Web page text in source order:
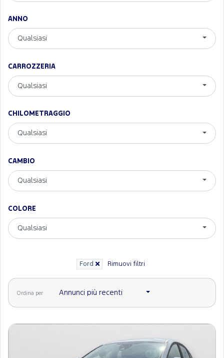
ANNO
Qualsiasi
CARROZZERIA
Qualsiasi
CHILOMETRAGGIO
Qualsiasi
CAMBIO
Qualsiasi
COLORE
Qualsiasi
Ford Rimuovi filtri
Ordina per Annunci più recenti